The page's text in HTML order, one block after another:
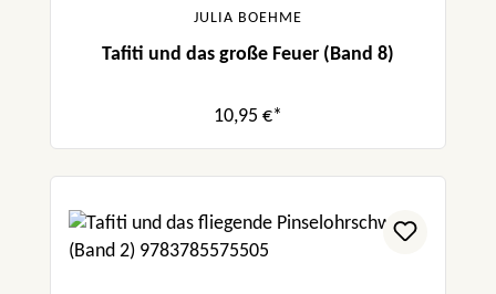
JULIA BOEHME
Tafiti und das große Feuer (Band 8)
10,95 €*